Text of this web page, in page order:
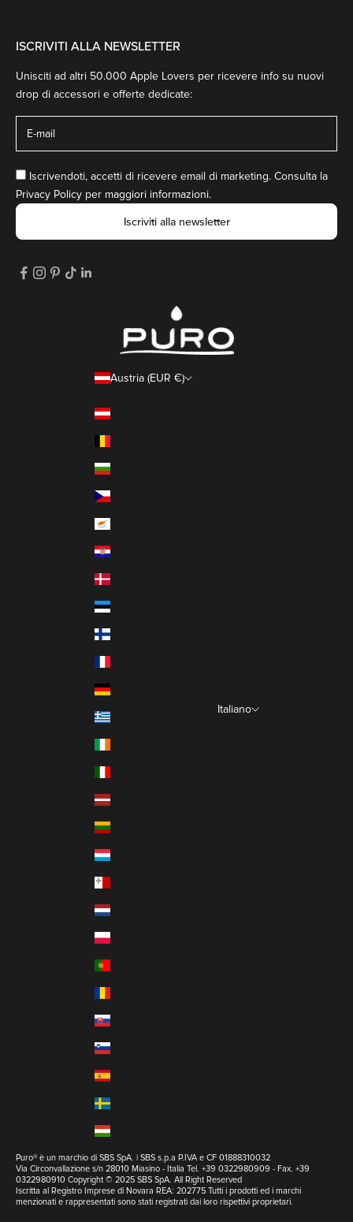
ISCRIVITI ALLA NEWSLETTER
Unisciti ad altri 50.000 Apple Lovers per ricevere info su nuovi
drop di accessori e offerte dedicate:
Iscrivendoti, accetti di ricevere email di marketing. Consulta la
Privacy Policy per maggiori informazioni.
Iscriviti alla newsletter
Austria (EUR €)
Austria (EUR €)
Bulgaria (EUR €)
Cechia (EUR €)
Croazia (EUR €)
Danimarca (EUR €)
Estonia (EUR €)
Finlandia (EUR €)
Germania (EUR €)
Grecia (EUR €)
Lettonia (EUR €)
Lituania (EUR €)
Lussemburgo (EUR €)
Paesi Bassi (EUR €)
Polonia (EUR €)
Slovacchia (EUR €)
Slovenia (EUR €)
Spagna (EUR €)
Svezia (EUR €)
Ungheria (EUR €)
Italiano
Puro® è un marchio di SBS SpA. | SBS s.p.a P.IVA e CF 01888310032
Via Circonvallazione s/n 28010 Miasino - Italia Tel. +39 0322980909 - Fax. +39
0322980910 Copyright © 2025 SBS SpA. All Right Reserved
Iscritta al Registro Imprese di Novara REA: 202775 Tutti i prodotti ed i marchi
menzionati e rappresentati sono stati registrati dai loro rispettivi proprietari.